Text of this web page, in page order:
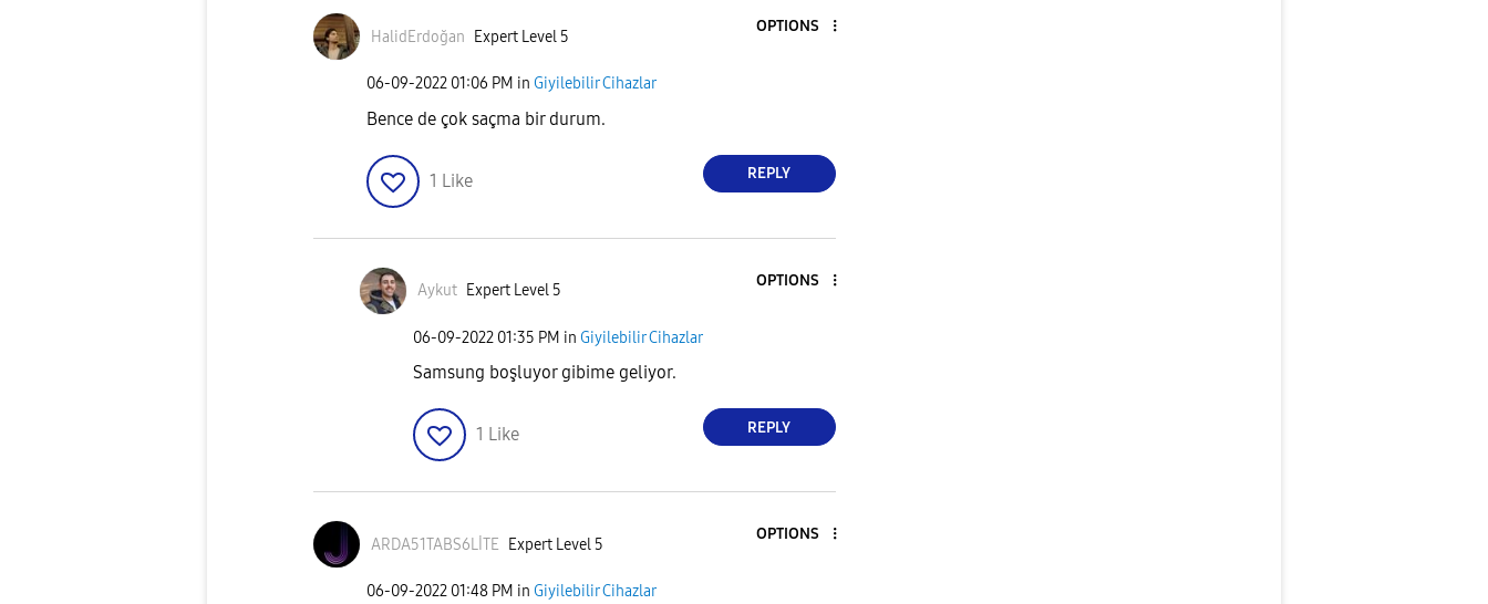
HalidErdoğan Expert Level 5
OPTIONS
‎06-09-2022 01:06 PM in Giyilebilir Cihazlar
Bence de çok saçma bir durum.
1 Like REPLY
Aykut Expert Level 5
OPTIONS
‎06-09-2022 01:35 PM in Giyilebilir Cihazlar
Samsung boşluyor gibime geliyor.
1 Like REPLY
ARDA51TABS6LİTE Expert Level 5
OPTIONS
‎06-09-2022 01:48 PM in Giyilebilir Cihazlar